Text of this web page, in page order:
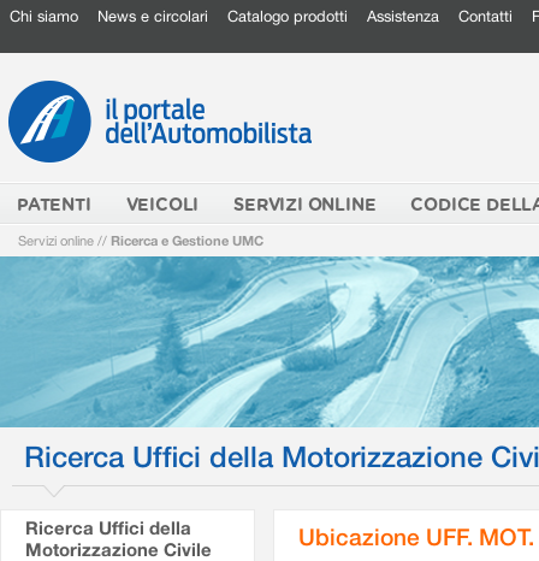
Chi siamo News e circolari Catalogo prodotti Assistenza Contatti
PATENTI VEICOLI SERVIZI ONLINE CODICE
Servizi online // Ricerca e Gestione UMC
Ricerca Uffici della Motorizzazione
Ricerca Uffici della
Motorizzazione Civile
Ubicazione UFF.